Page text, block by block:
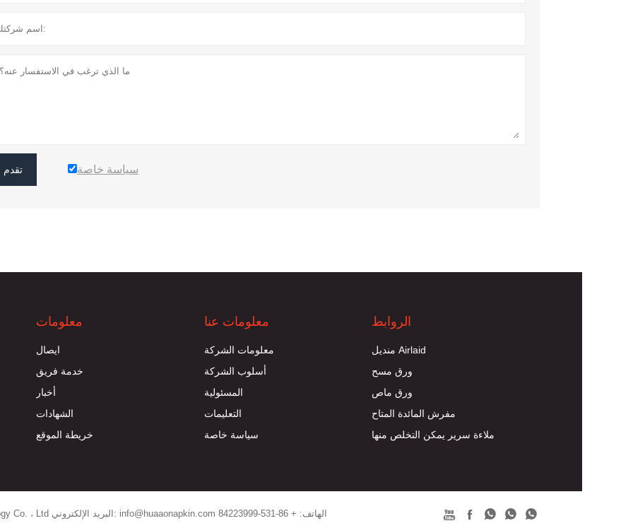
تقدم سياسة خاصة
معلومات
ايصال
خدمة فريق
أخبار
الشهادات
خريطة الموقع
معلومات عنا
معلومات الشركة
أسلوب الشركة
المسئولية
التعليمات
سياسة خاصة
الروابط
منديل Airlaid
ورق مسح
ورق ماص
مفرش المائدة المتاح
ملاءة سرير يمكن التخلص منها
     حقوق الطبع والنشر © Jinan Huaao Nonwoven Technology Co. ، Ltd البريد الإلكتروني: info@huaaonapkin.com الهاتف: + 86-531-84223999